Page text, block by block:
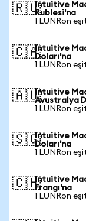
🇷🇺Intuitive
Rublesi'na
1 LUNRon
🇨🇦Intuitive
Doları'na
1 LUNRon
🇦🇺Intuitive
Avustralya
1 LUNRon
🇸🇬Intuitive
Doları'na
1 LUNRon
🇨🇭Intuitive
Frangı'na
1 LUNRon